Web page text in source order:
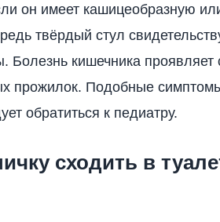
он имеет кашицеобразную
твёрдый стул
Болезнь кишечника
прожилок. Подобные
обратиться к педиатру.
сходить в